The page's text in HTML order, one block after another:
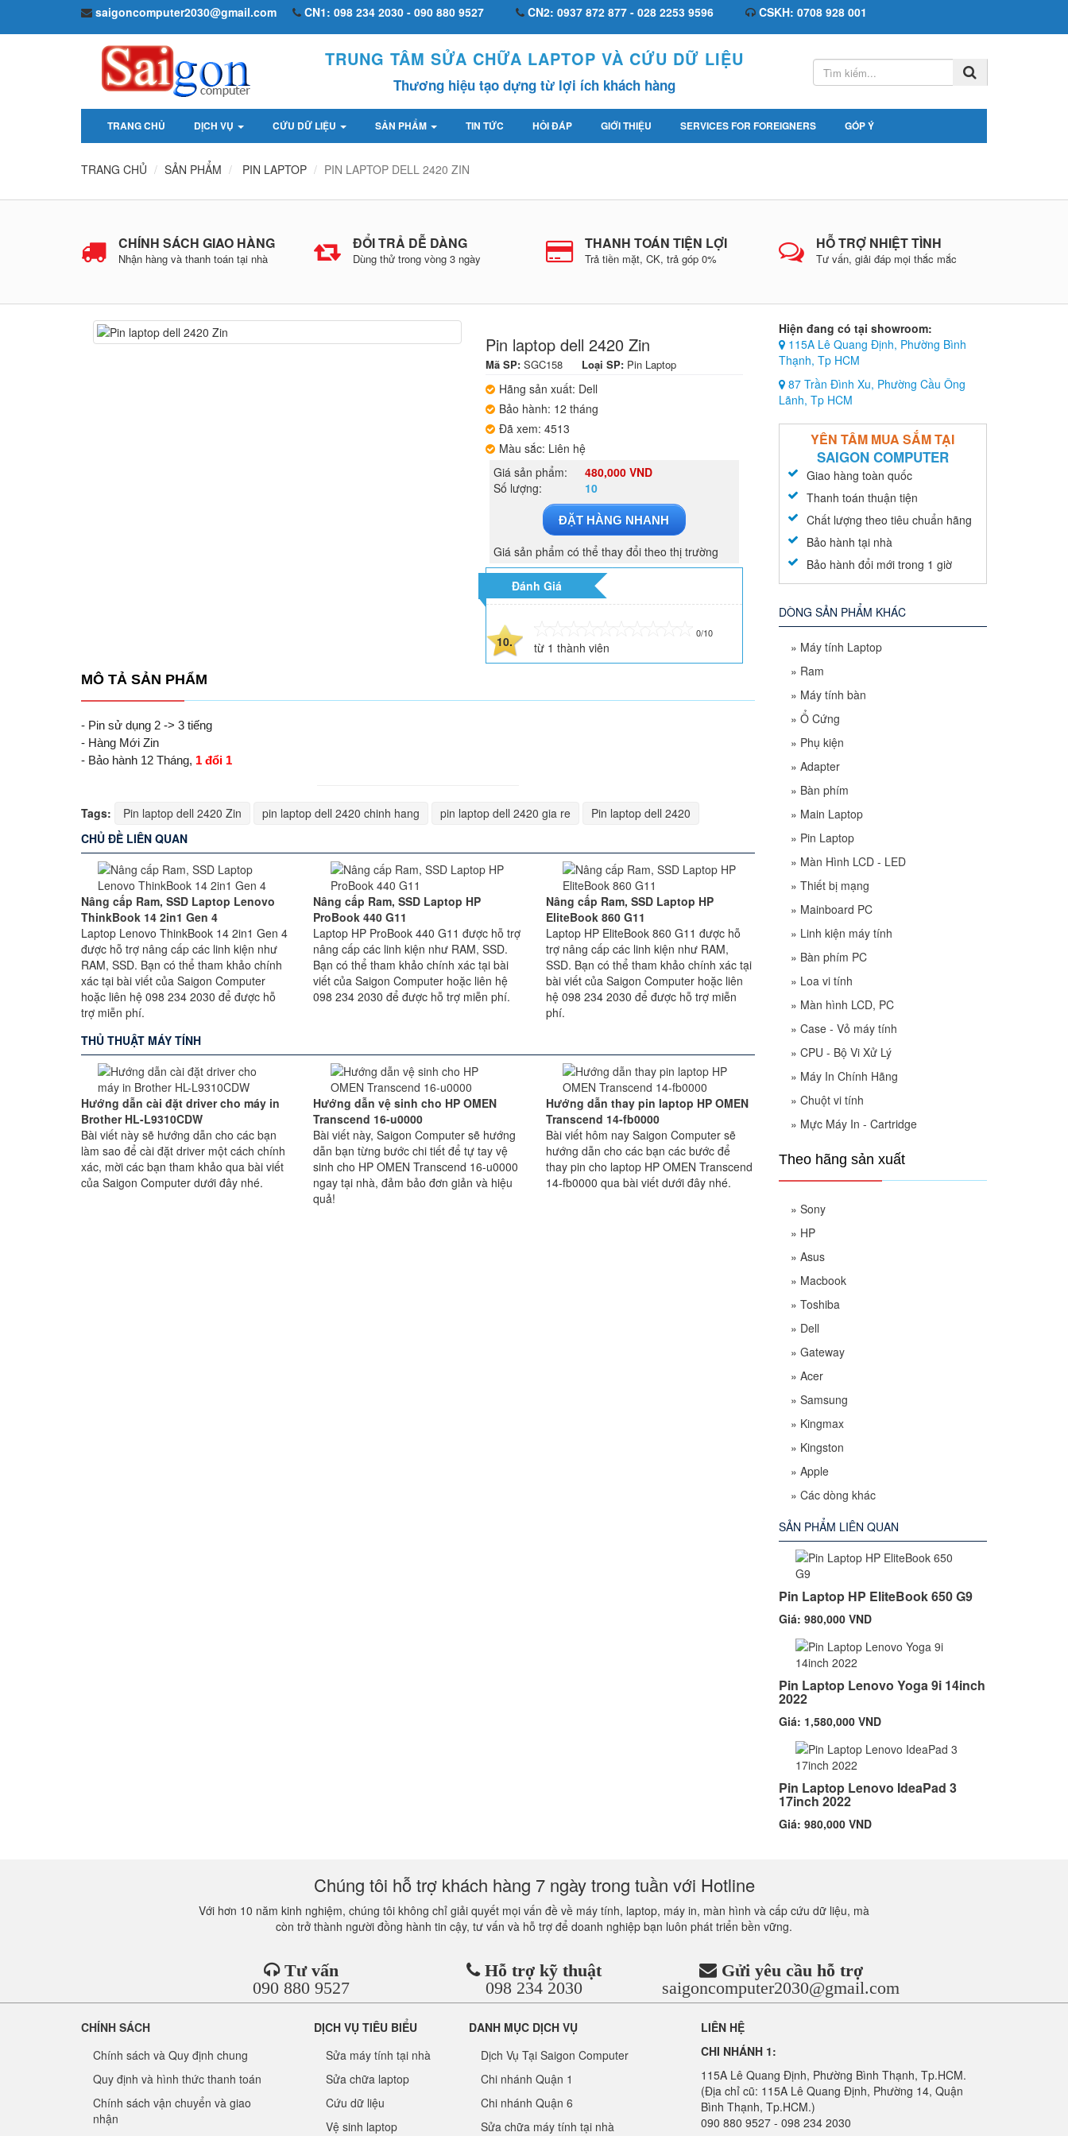
saigoncomputer2030@gmail.com CN1: 098 234 2030 - 090 880 9527 CN2: 0937 872 877 - 028 2253 9596 CSKH: 0708 928 001
TRUNG TÂM SỬA CHỮA LAPTOP VÀ CỨU DỮ LIỆU
Thương hiệu tạo dựng từ lợi ích khách hàng
TRANG CHỦ DỊCH VỤ CỨU DỮ LIỆU SẢN PHẨM TIN TỨC HỎI ĐÁP GIỚI THIỆU SERVICES FOR FOREIGNERS GÓP Ý
TRANG CHỦ SẢN PHẨM PIN LAPTOP PIN LAPTOP DELL 2420 ZIN
CHÍNH SÁCH GIAO HÀNG
Nhận hàng và thanh toán tại nhà
ĐỔI TRẢ DỄ DÀNG
Dùng thử trong vòng 3 ngày
THANH TOÁN TIỆN LỢI
Trả tiền mặt, CK, trả góp 0%
HỖ TRỢ NHIỆT TÌNH
Tư vấn, giải đáp mọi thắc mắc
Pin laptop dell 2420 Zin
Mã SP:SGC158 Loại SP: Pin Laptop
Hãng sản xuất: Dell
Bảo hành: 12 tháng
Đã xem: 4513
Màu sắc: Liên hệ
Giá sản phẩm:
480,000 VND
Số lượng:
10
ĐẶT HÀNG NHANH
Giá sản phẩm có thể thay đổi theo thị trường
Đánh Giá
10.
0/10
từ 1 thành viên
MÔ TẢ SẢN PHẨM
- Pin sử dụng 2 -> 3 tiếng
- Hàng Mới Zin
- Bảo hành 12 Tháng, 1 đổi 1
Tags: Pin laptop dell 2420 Zin pin laptop dell 2420 chinh hang pin laptop dell 2420 gia re
Pin laptop dell 2420
CHỦ ĐỀ LIÊN QUAN
Nâng cấp Ram, SSD Laptop Lenovo
ThinkBook 14 2in1 Gen 4
Laptop Lenovo ThinkBook 14 2in1 Gen 4
được hỗ trợ nâng cấp các linh kiện như
RAM, SSD. Bạn có thể tham khảo chính
xác tại bài viết của Saigon Computer
hoặc liên hệ 098 234 2030 để được hỗ
trợ miễn phí.
Nâng cấp Ram, SSD Laptop HP
ProBook 440 G11
Laptop HP ProBook 440 G11 được hỗ trợ
nâng cấp các linh kiện như RAM, SSD.
Bạn có thể tham khảo chính xác tại bài
viết của Saigon Computer hoặc liên hệ
098 234 2030 để được hỗ trợ miễn phí.
Nâng cấp Ram, SSD Laptop HP
EliteBook 860 G11
Laptop HP EliteBook 860 G11 được hỗ
trợ nâng cấp các linh kiện như RAM,
SSD. Bạn có thể tham khảo chính xác tại
bài viết của Saigon Computer hoặc liên
hệ 098 234 2030 để được hỗ trợ miễn
phí.
THỦ THUẬT MÁY TÍNH
Hướng dẫn cài đặt driver cho máy in
Brother HL-L9310CDW
Bài viết này sẽ hướng dẫn cho các bạn
làm sao để cài đặt driver một cách chính
xác, mời các bạn tham khảo qua bài viết
của Saigon Computer dưới đây nhé.
Hướng dẫn vệ sinh cho HP OMEN
Transcend 16-u0000
Bài viết này, Saigon Computer sẽ hướng
dẫn bạn từng bước chi tiết để tự tay vệ
sinh cho HP OMEN Transcend 16-u0000
ngay tại nhà, đảm bảo đơn giản và hiệu
quả!
Hướng dẫn thay pin laptop HP OMEN
Transcend 14-fb0000
Bài viết hôm nay Saigon Computer sẽ
hướng dẫn cho các bạn các bước để
thay pin cho laptop HP OMEN Transcend
14-fb0000 qua bài viết dưới đây nhé.
Hiện đang có tại showroom:
115A Lê Quang Định, Phường Bình
Thạnh, Tp HCM
87 Trần Đình Xu, Phường Cầu Ông
Lãnh, Tp HCM
YÊN TÂM MUA SẮM TẠI
SAIGON COMPUTER
Giao hàng toàn quốc
Thanh toán thuận tiện
Chất lượng theo tiêu chuẩn hãng
Bảo hành tại nhà
Bảo hành đổi mới trong 1 giờ
DÒNG SẢN PHẨM KHÁC
» Máy tính Laptop
» Ram
» Máy tính bàn
» Ổ Cứng
» Phụ kiện
» Adapter
» Bàn phím
» Main Laptop
» Pin Laptop
» Màn Hình LCD - LED
» Thiết bị mạng
» Mainboard PC
» Linh kiện máy tính
» Bàn phím PC
» Loa vi tính
» Màn hình LCD, PC
» Case - Vỏ máy tính
» CPU - Bộ Vi Xử Lý
» Máy In Chính Hãng
» Chuột vi tính
» Mực Máy In - Cartridge
Theo hãng sản xuất
» Sony
» HP
» Asus
» Macbook
» Toshiba
» Dell
» Gateway
» Acer
» Samsung
» Kingmax
» Kingston
» Apple
» Các dòng khác
SẢN PHẨM LIÊN QUAN
Pin Laptop HP EliteBook 650 G9
Giá: 980,000 VND
Pin Laptop Lenovo Yoga 9i 14inch
2022
Giá: 1,580,000 VND
Pin Laptop Lenovo IdeaPad 3
17inch 2022
Giá: 980,000 VND
Chúng tôi hỗ trợ khách hàng 7 ngày trong tuần với Hotline
Với hơn 10 năm kinh nghiệm, chúng tôi không chỉ giải quyết mọi vấn đề về máy tính, laptop, máy in, màn hình và cấp cứu dữ liệu, mà
còn trở thành người đồng hành tin cậy, tư vấn và hỗ trợ để doanh nghiệp bạn luôn phát triển bền vững.
Tư vấn
090 880 9527
Hỗ trợ kỹ thuật
098 234 2030
Gửi yêu cầu hỗ trợ
saigoncomputer2030@gmail.com
CHÍNH SÁCH
Chính sách và Quy định chung
Quy định và hình thức thanh toán
Chính sách vận chuyển và giao
nhận
DỊCH VỤ TIÊU BIỂU
Sửa máy tính tại nhà
Sửa chữa laptop
Cứu dữ liệu
Vệ sinh laptop
DANH MỤC DỊCH VỤ
Dịch Vụ Tại Saigon Computer
Chi nhánh Quận 1
Chi nhánh Quận 6
Sửa chữa máy tính tại nhà
LIÊN HỆ
CHI NHÁNH 1:
115A Lê Quang Định, Phường Bình Thạnh, Tp.HCM.
(Địa chỉ cũ: 115A Lê Quang Định, Phường 14, Quận
Bình Thạnh, Tp.HCM.)
090 880 9527 - 098 234 2030